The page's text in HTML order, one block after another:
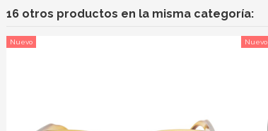
16 otros productos en la misma categoría:
Nuevo Nuevo